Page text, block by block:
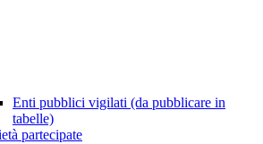
Enti pubblici vigilati (da pubblicare in
tabelle)
partecipate